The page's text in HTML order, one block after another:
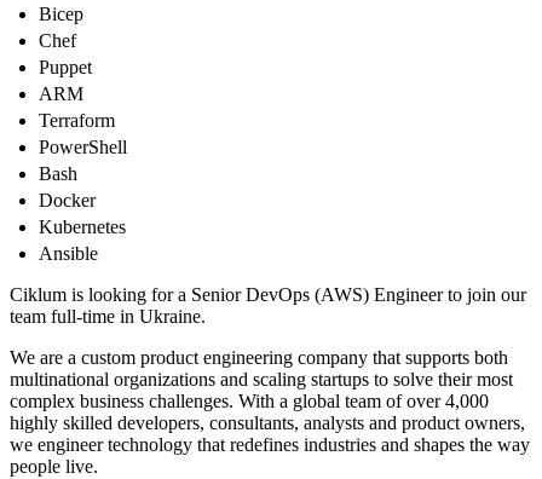
Bicep
Chef
Puppet
ARM
Terraform
PowerShell
Bash
Docker
Kubernetes
Ansible
Ciklum is looking for a Senior DevOps (AWS) Engineer to join our
team full-time in Ukraine.
We are a custom product engineering company that supports both
multinational organizations and scaling startups to solve their most
complex business challenges. With a global team of over 4,000
highly skilled developers, consultants, analysts and product owners,
we engineer technology that redefines industries and shapes the way
people live.